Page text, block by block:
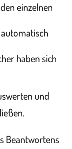
einzelnen
haben sich
und
Beantwortens